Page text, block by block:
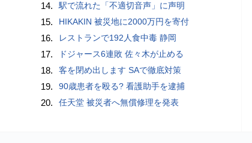
14. 駅で流れた「不適切音声」に声明
15. HIKAKIN 被災地に2000万円を寄付
16. レストランで192人食中毒 静岡
17. ドジャース6連敗 佐々木が止める
18. 客を閉め出します SAで徹底対策
19. 90歳患者を殴る? 看護助手を逮捕
20. 任天堂 被災者へ無償修理を発表